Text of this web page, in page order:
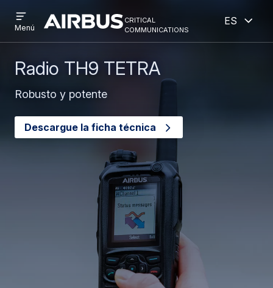
Pasar
al
contenido
principal
Skip
to
search
Criticalcommunications
critical
communications
menu
Menú
Español
Radio TH9 TETRA
Robusto y potente
Descargue la ficha técnica